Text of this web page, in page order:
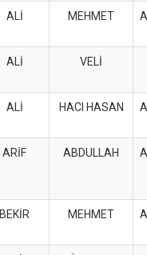
ALİ MEHMET
ALİ VELİ
ALİ HACI HASAN
ARİF ABDULLAH
BEKİR MEHMET